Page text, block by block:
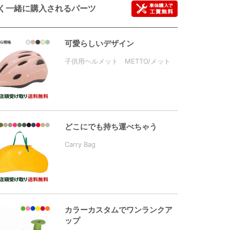
一緒に購入されるパーツ
可愛らしいデザイン
子供用ヘルメット METTO/メット
どこにでも持ち運べちゃう
Carry Bag
カラーカスタムでワンランクア
ップ